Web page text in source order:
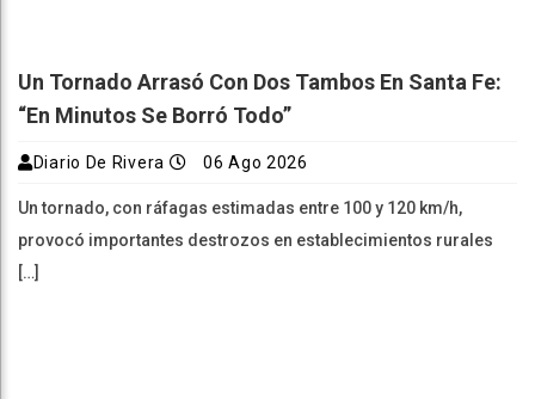
Un Tornado Arrasó Con Dos Tambos En Santa Fe:
“En Minutos Se Borró Todo”
Diario De Rivera 06 Ago 2026
Un tornado, con ráfagas estimadas entre 100 y 120 km/h,
provocó importantes destrozos en establecimientos rurales
[…]